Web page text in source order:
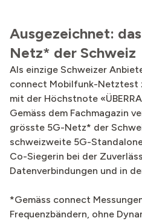
Ausgezeichnet:
Netz* der Schweiz
Als einzige Schweizer
connect Mobilfunk-Netztest
mit der Höchstnote
Gemäss dem Fachmagazin
grösste 5G-Netz* der
schweizweite 5G-
Co-Siegerin bei der
Datenverbindungen und in
*Gemäss connect
Frequenzbändern, ohne